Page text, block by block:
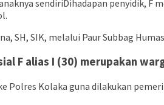
Dihadapan penyidik, F
SH, SIK, melalui Paur Subbag
F alias I (30) merupakan
Polres Kolaka guna dilakukan